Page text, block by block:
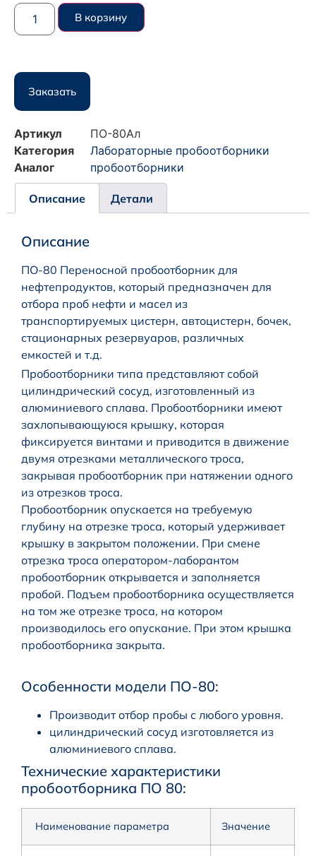
В корзину
Заказать
Артикул
ПО-80Ал
Категория
Лабораторные пробоотборники
Аналог
пробоотборники
Описание Детали
Описание
ПО-80 Переносной пробоотборник для
нефтепродуктов, который предназначен для
отбора проб нефти и масел из
транспортируемых цистерн, автоцистерн, бочек,
стационарных резервуаров, различных
емкостей и т.д.
Пробоотборники типа представляют собой
цилиндрический сосуд, изготовленный из
алюминиевого сплава. Пробоотборники имеют
захлопывающуюся крышку, которая
фиксируется винтами и приводится в движение
двумя отрезками металлического троса,
закрывая пробоотборник при натяжении одного
из отрезков троса.
Пробоотборник опускается на требуемую
глубину на отрезке троса, который удерживает
крышку в закрытом положении. При смене
отрезка троса оператором-лаборантом
пробоотборник открывается и заполняется
пробой. Подъем пробоотборника осуществляется
на том же отрезке троса, на котором
производилось его опускание. При этом крышка
пробоотборника закрыта.
Особенности модели ПО-80:
Производит отбор пробы с любого уровня.
цилиндрический сосуд изготовляется из
алюминиевого сплава.
Технические характеристики
пробоотборника ПО 80:
Наименование параметра Значение